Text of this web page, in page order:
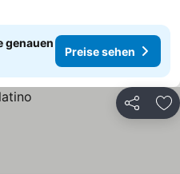
genauen
Preise sehen
Teilen